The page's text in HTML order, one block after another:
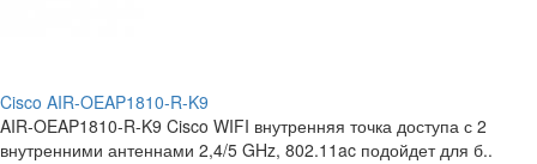
Cisco AIR-OEAP1810-R-K9
AIR-OEAP1810-R-K9 Cisco WIFI внутренняя точка доступа с 2
внутренними антеннами 2,4/5 GHz, 802.11ac подойдет для б..